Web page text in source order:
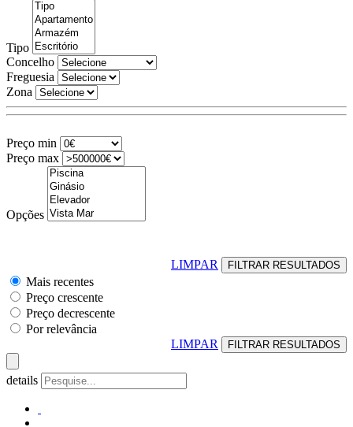
Tipo
Concelho
Freguesia
Zona
Preço min
Preço max
Opções
LIMPAR
Mais recentes
Preço crescente
Preço decrescente
Por relevância
LIMPAR
details